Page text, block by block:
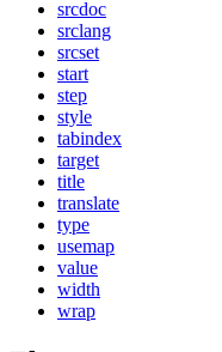
srcdoc
srclang
srcset
start
step
style
tabindex
target
title
translate
type
usemap
value
width
wrap